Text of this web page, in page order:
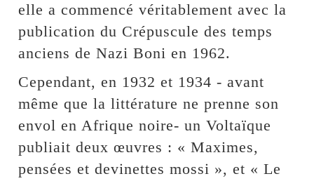
elle a commencé véritablement avec la
publication du Crépuscule des temps
anciens de Nazi Boni en 1962.
Cependant, en 1932 et 1934 - avant
même que la littérature ne prenne son
envol en Afrique noire- un Voltaïque
publiait deux œuvres : « Maximes,
pensées et devinettes mossi », et « Le